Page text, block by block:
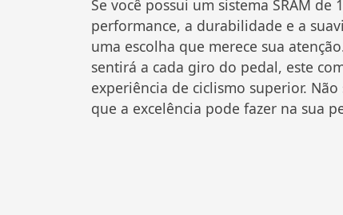
Se você possui um sistema SRAM
performance, a durabilidade e a
uma escolha que merece sua
sentirá a cada giro do pedal, este
experiência de ciclismo superior.
que a excelência pode fazer na sua